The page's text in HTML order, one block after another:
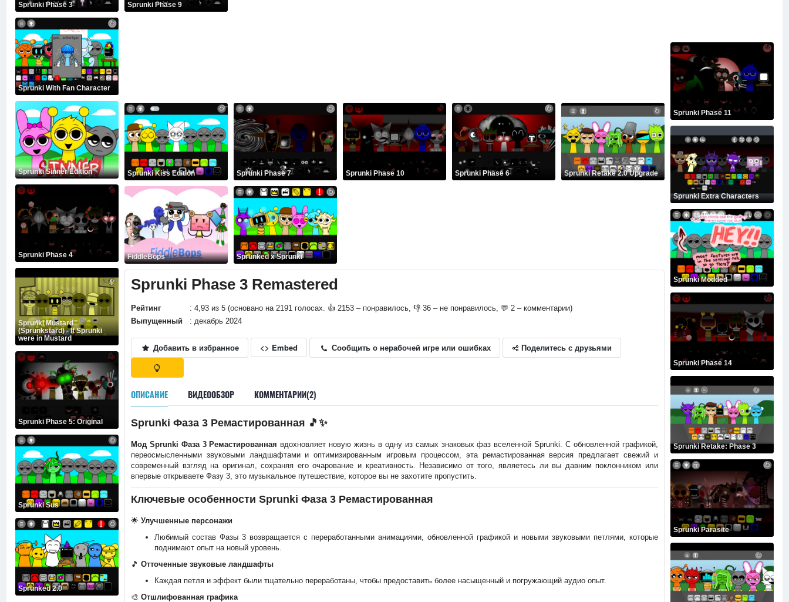
Sprunki Phase 3
Sprunki With Fan Character
Sprunki Sinner Edition
Sprunki Phase 4
Sprunki Mustard
(Sprunkstard) - If Sprunki
were in Mustard
Sprunki Phase 5: Original
Sprunki Sus
Sprunked 2.0
Sprunki Phase 9
Sprunki Kiss Edition Sprunki Phase 7 Sprunki Phase 10 Sprunki Phase 6 Sprunki Retake 2.0 Upgrade
FiddleBops Sprunked x Sprunki
Sprunki Phase 3 Remastered
Рейтинг
: 4,93 из 5 (основано на 2191 голосах. 👍 2153 – понравилось, 👎 36 – не понравилось, 💬 2 – комментарии)
Выпущенный
: декабрь 2024
Добавить в избранное <> Embed Сообщить о нерабочей игре или ошибках Поделитесь с друзьями
ОПИСАНИЕ ВИДЕООБЗОР КОММЕНТАРИИ(2)
Sprunki Фаза 3 Ремастированная 🎵✨
Мод Sprunki Фаза 3 Ремастированная вдохновляет новую жизнь в одну из самых знаковых фаз вселенной Sprunki. С обновленной графикой,
переосмысленными звуковыми ландшафтами и оптимизированным игровым процессом, эта ремастированная версия предлагает свежий и
современный взгляд на оригинал, сохраняя его очарование и креативность. Независимо от того, являетесь ли вы давним поклонником или
впервые открываете Фазу 3, это музыкальное путешествие, которое вы не захотите пропустить.
Ключевые особенности Sprunki Фаза 3 Ремастированная
🌟 Улучшенные персонажи
Любимый состав Фазы 3 возвращается с переработанными анимациями, обновленной графикой и новыми звуковыми петлями, которые
поднимают опыт на новый уровень.
🎵 Отточенные звуковые ландшафты
Каждая петля и эффект были тщательно переработаны, чтобы предоставить более насыщенный и погружающий аудио опыт.
🎨 Отшлифованная графика
Sprunki Phase 11
Sprunki Extra Characters
Sprunki Modded
Sprunki Phase 14
Sprunki Retake: Phase 3
Sprunki Parasite